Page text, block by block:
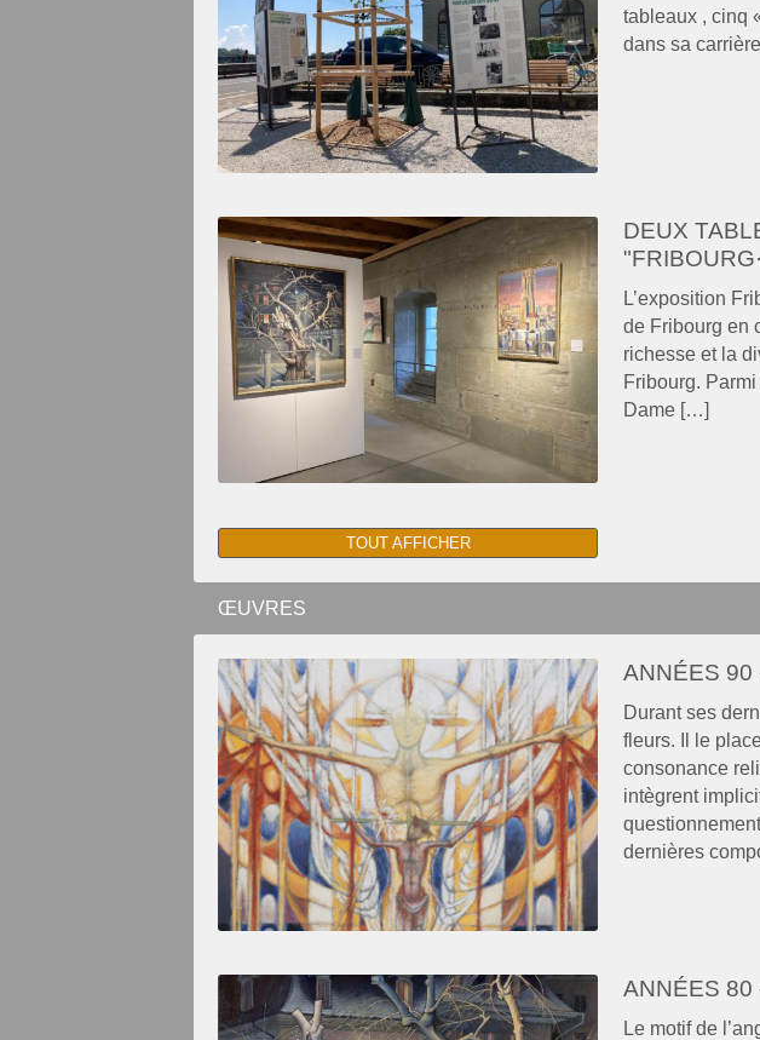
tableaux , cinq
dans sa
DEUX
L’exposition
de Fribourg en
richesse et la
Fribourg.
Dame […]
TOUT AFFICHER
ŒUVRES
ANNÉES 90
Durant ses
fleurs. Il le
consonance
intègrent
dernières
ANNÉES 80
Le motif de